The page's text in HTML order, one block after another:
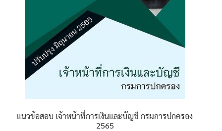
page
แนวข้อสอบ เจ้าหน้าที่การเงินและบัญชี กรมการปกครอง
2565